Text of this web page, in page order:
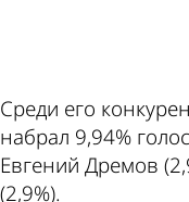
Среди его
набрал 9,94%
Евгений Дремов
(2,9%).